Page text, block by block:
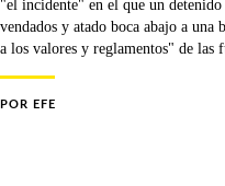
"el incidente" en el que un
vendados y atado boca abajo a una
a los valores y reglamentos" de las
POR EFE